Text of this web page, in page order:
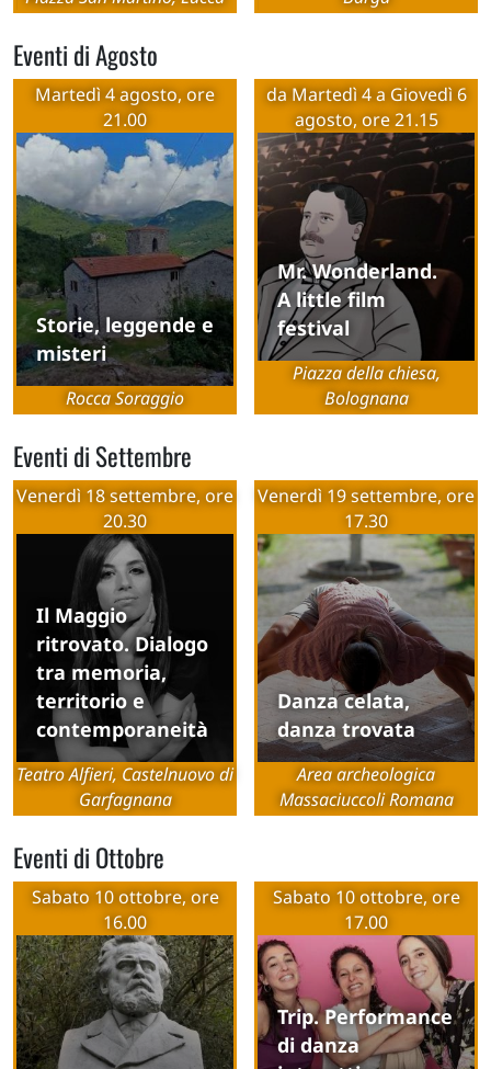
Eventi di Agosto
Martedì 4 agosto, ore
21.00
Storie, leggende e
misteri
Rocca Soraggio
da Martedì 4 a Giovedì 6
agosto, ore 21.15
Mr. Wonderland.
A little film
festival
Piazza della chiesa,
Bolognana
Eventi di Settembre
Venerdì 18 settembre, ore
20.30
Il Maggio
ritrovato. Dialogo
tra memoria,
territorio e
contemporaneità
Teatro Alfieri, Castelnuovo di
Garfagnana
Venerdì 19 settembre, ore
17.30
Danza celata,
danza trovata
Area archeologica
Massaciuccoli Romana
Eventi di Ottobre
Sabato 10 ottobre, ore
16.00
Sabato 10 ottobre, ore
17.00
Trip. Performance
di danza